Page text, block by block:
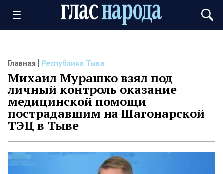
Главная Республика Тыва
Михаил Мурашко взял под
личный контроль оказание
медицинской помощи
пострадавшим на Шагонарской
ТЭЦ в Тыве